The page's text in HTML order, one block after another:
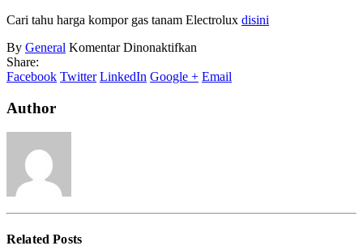
Cari tahu harga kompor gas tanam Electrolux disini
By General Komentar Dinonaktifkan
Gas
Share:
Facebook Twitter LinkedIn Google + Email
Author
RelatedPosts